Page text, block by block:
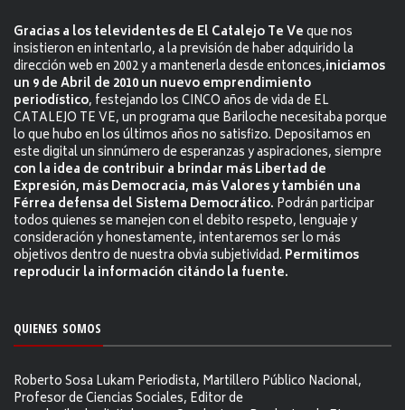
Gracias a los televidentes de El Catalejo Te Veque nos
insistieron en intentarlo, a la previsión de haber adquirido la
dirección web en 2002 y a mantenerla desde entonces,iniciamos
un 9 de Abril de 2010 un nuevo emprendimiento
periodístico, festejando los CINCO años de vida de EL
CATALEJO TE VE, un programa que Bariloche necesitaba porque
lo que hubo en los últimos años no satisfizo. Depositamos en
este digital un sinnúmero de esperanzas y aspiraciones, siempre
con la idea de contribuir a brindar más Libertad de
Expresión, más Democracia, más Valores y también una
Férrea defensa del Sistema Democrático. Podrán participar
todos quienes se manejen con el debito respeto, lenguaje y
consideración y honestamente, intentaremos ser lo más
objetivos dentro de nuestra obvia subjetividad. Permitimos
reproducir la información citándo la fuente.
QUIENES SOMOS
Roberto Sosa Lukam Periodista, Martillero Público Nacional,
Profesor de Ciencias Sociales, Editor de